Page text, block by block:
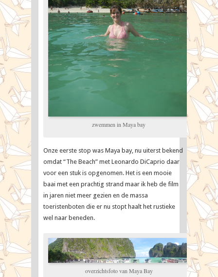
zwemmen in Maya bay
Onze eerste stop was Maya bay, nu uiterst bekend
omdat “The Beach” met Leonardo DiCaprio daar
voor een stuk is opgenomen. Het is een mooie
baai met een prachtig strand maar ik heb de film
in jaren niet meer gezien en de massa
toeristenboten die er nu stopt haalt het rustieke
wel naar beneden.
overzichtsfoto van Maya Bay